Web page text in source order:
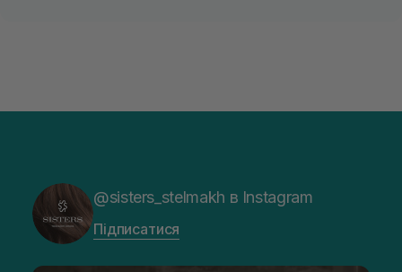
@sisters_stelmakh в Instagram
Підписатися